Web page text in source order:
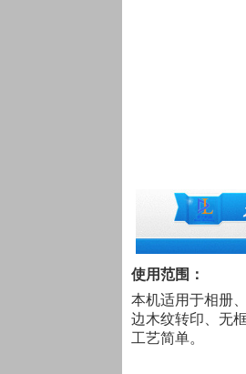
使用范围：
本机适用于相册
边木纹转印、无
工艺简单。